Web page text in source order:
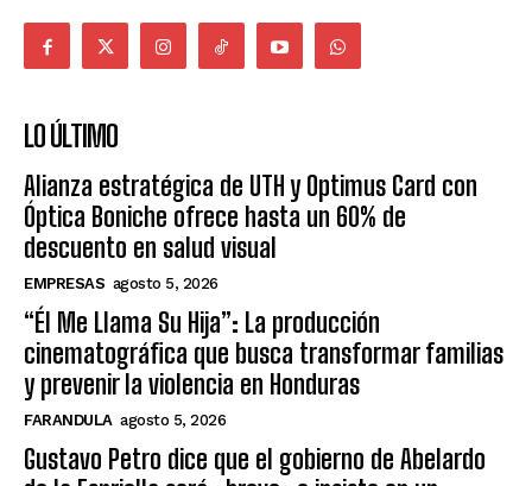
LO ÚLTIMO
Alianza estratégica de UTH y Optimus Card con
Óptica Boniche ofrece hasta un 60% de
descuento en salud visual
EMPRESAS agosto 5, 2026
“Él Me Llama Su Hija”: La producción
cinematográfica que busca transformar familias
y prevenir la violencia en Honduras
FARANDULA agosto 5, 2026
Gustavo Petro dice que el gobierno de Abelardo